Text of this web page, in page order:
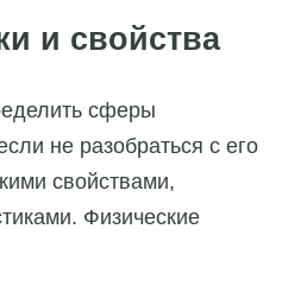
и свойства
сферы
не разобраться с его
свойствами,
Физические